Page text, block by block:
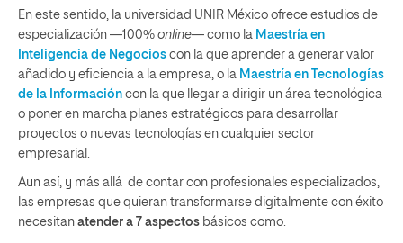
En este sentido, la universidad UNIR México ofrece estudios de
especialización —100% online— como la Maestría en
Inteligencia de Negocios con la que aprender a generar valor
añadido y eficiencia a la empresa, o la Maestría en Tecnologías
de la Información con la que llegar a dirigir un área tecnológica
o poner en marcha planes estratégicos para desarrollar
proyectos o nuevas tecnologías en cualquier sector
empresarial.
Aun así, y más allá de contar con profesionales especializados,
las empresas que quieran transformarse digitalmente con éxito
necesitan atender a 7 aspectos básicos como: